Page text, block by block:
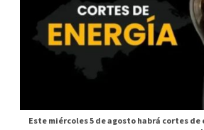
Este miércoles 5 de agosto habrá cortes de